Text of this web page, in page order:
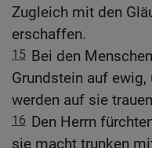
Zugleich mit den
erschaffen.
15 Bei den
Grundstein auf
werden auf sie
16 Den Herrn
sie macht trunken